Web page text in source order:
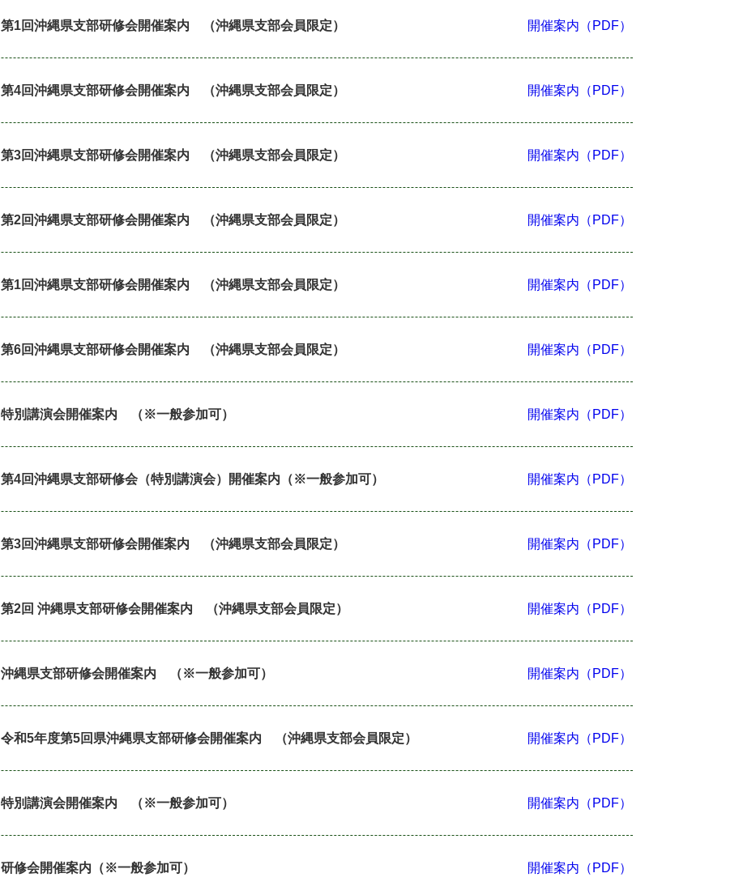
第1回沖縄県支部研修会開催案内 （沖縄県支部会員限定） 開催案内（PDF）
第4回沖縄県支部研修会開催案内 （沖縄県支部会員限定） 開催案内（PDF）
第3回沖縄県支部研修会開催案内 （沖縄県支部会員限定） 開催案内（PDF）
第2回沖縄県支部研修会開催案内 （沖縄県支部会員限定） 開催案内（PDF）
第1回沖縄県支部研修会開催案内 （沖縄県支部会員限定） 開催案内（PDF）
第6回沖縄県支部研修会開催案内 （沖縄県支部会員限定） 開催案内（PDF）
特別講演会開催案内 （※一般参加可） 開催案内（PDF）
第4回沖縄県支部研修会（特別講演会）開催案内（※一般参加可） 開催案内（PDF）
第3回沖縄県支部研修会開催案内 （沖縄県支部会員限定） 開催案内（PDF）
第2回 沖縄県支部研修会開催案内 （沖縄県支部会員限定） 開催案内（PDF）
沖縄県支部研修会開催案内 （※一般参加可） 開催案内（PDF）
令和5年度第5回県沖縄県支部研修会開催案内 （沖縄県支部会員限定） 開催案内（PDF）
特別講演会開催案内 （※一般参加可） 開催案内（PDF）
研修会開催案内（※一般参加可） 開催案内（PDF）